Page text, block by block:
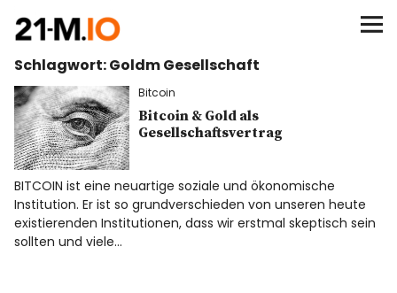
∞/21M BITCOIN
BEGINN
BITCOIN
ANALYSEN
NEWS
Schlagwort:Goldm Gesellschaft
Bitcoin
Bitcoin & Gold als
Gesellschaftsvertrag
BITCOIN ist eine neuartige soziale und ökonomische
Institution. Er ist so grundverschieden von unseren heute
existierenden Institutionen, dass wir erstmal skeptisch sein
sollten und viele…